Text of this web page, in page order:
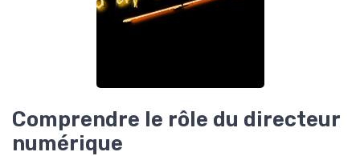
Comprendre le rôle du directeur
numérique